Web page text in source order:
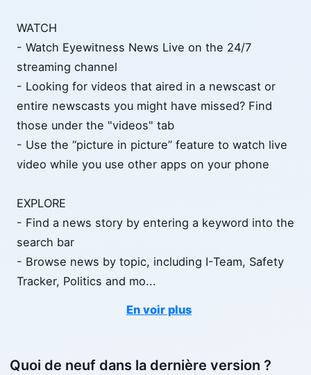
WATCH
- Watch Eyewitness News Live on the 24/7
streaming channel
- Looking for videos that aired in a newscast or
entire newscasts you might have missed? Find
those under the "videos" tab
- Use the “picture in picture” feature to watch live
video while you use other apps on your phone
EXPLORE
- Find a news story by entering a keyword into the
search bar
- Browse news by topic, including I-Team, Safety
Tracker, Politics and mo...
En voir plus
Quoi de neuf dans la dernière version ?